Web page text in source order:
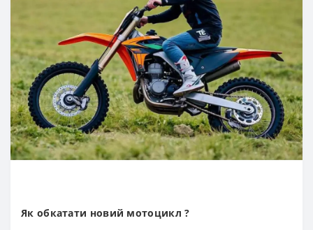
Як обкатати новий мотоцикл ?